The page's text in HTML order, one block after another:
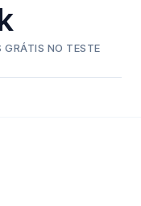
GRÁTIS NO TESTE